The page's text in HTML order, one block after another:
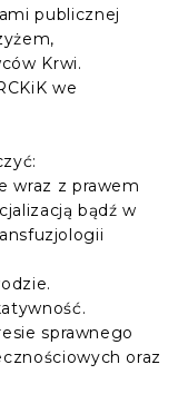
publicznej
Krwi.
we
wraz z prawem
bądź w
sprawnego
oraz